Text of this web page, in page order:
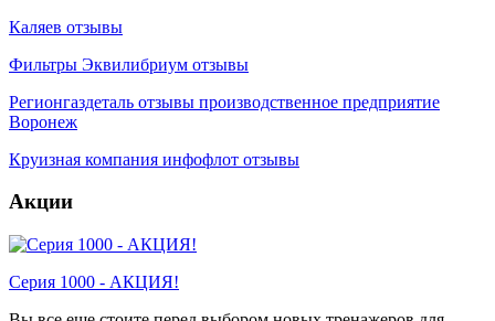
Каляев отзывы
Фильтры Эквилибриум отзывы
Регионгаздеталь отзывы производственное предприятие
Воронеж
Круизная компания инфофлот отзывы
Акции
Серия 1000 - АКЦИЯ!